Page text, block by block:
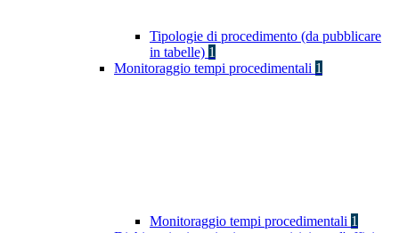
Tipologie di procedimento (da pubblicare
in tabelle) 1
Monitoraggio tempi procedimentali 1
Monitoraggio tempi procedimentali 1